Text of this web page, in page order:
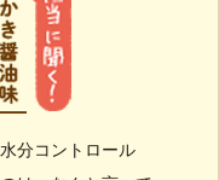
分コントロール